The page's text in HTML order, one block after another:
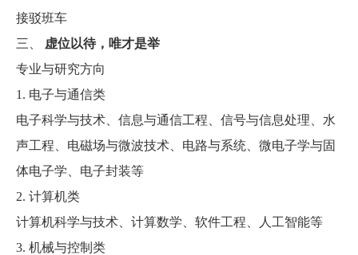
接驳班车
三、 虚位以待，唯才是举
专业与研究方向
1. 电子与通信类
电子科学与技术、信息与通信工程、信号与信息处理、水
声工程、电磁场与微波技术、电路与系统、微电子学与固
体电子学、电子封装等
2. 计算机类
计算机科学与技术、计算数学、软件工程、人工智能等
3. 机械与控制类